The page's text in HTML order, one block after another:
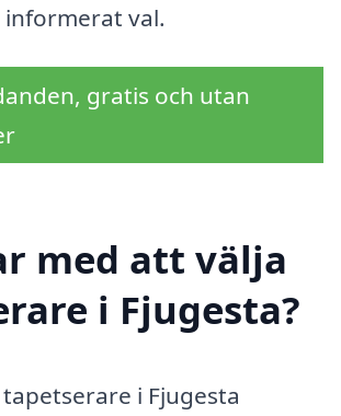
val.
gratis och utan
med att välja
i Fjugesta?
i Fjugesta